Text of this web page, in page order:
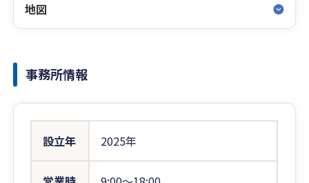
地図
事務所情報
設立年 2025年